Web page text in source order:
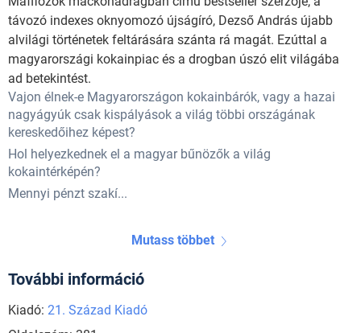
távozó indexes oknyomozó újságíró, Dezső András újabb
alvilági történetek feltárására szánta rá magát. Ezúttal a
magyarországi kokainpiac és a drogban úszó elit világába
ad betekintést.
Vajon élnek-e Magyarországon kokainbárók, vagy a hazai
nagyágyúk csak kispályások a világ többi országának
kereskedőihez képest?
Hol helyezkednek el a magyar bűnözők a világ
kokaintérképén?
Mennyi pénzt szakí...
Mutass többet
További információ
Kiadó: 21. Század Kiadó